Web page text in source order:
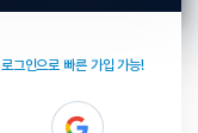
그인으로 빠른 가입 가능!